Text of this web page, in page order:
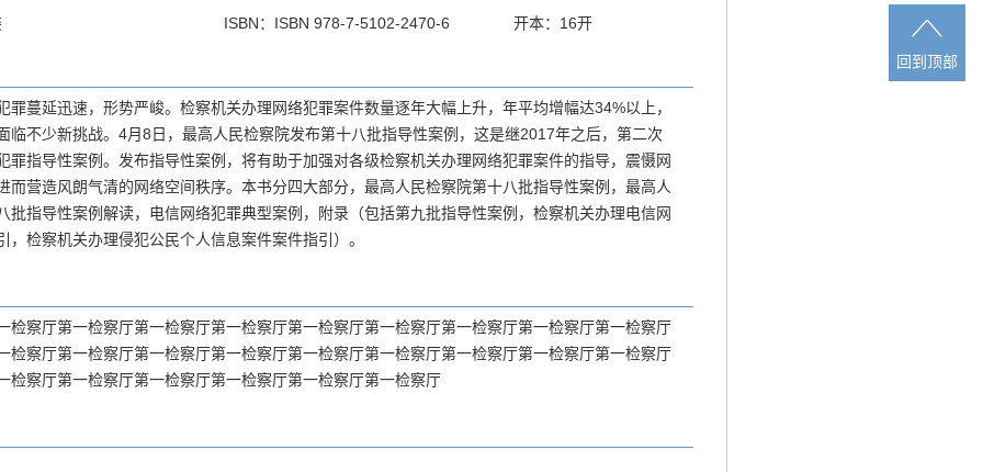
ISBN：ISBN 978-7-5102-2470-6 开本：16开
罪蔓延迅速，形势严峻。检察机关办理网络犯罪案件数量逐年大幅上升，年平均增幅达34%以上，
临不少新挑战。4月8日，最高人民检察院发布第十八批指导性案例，这是继2017年之后，第二次
罪指导性案例。发布指导性案例，将有助于加强对各级检察机关办理网络犯罪案件的指导，震慑网
而营造风朗气清的网络空间秩序。本书分四大部分，最高人民检察院第十八批指导性案例，最高人
批指导性案例解读，电信网络犯罪典型案例，附录（包括第九批指导性案例，检察机关办理电信网
，检察机关办理侵犯公民个人信息案件案件指引）。
检察厅第一检察厅第一检察厅第一检察厅第一检察厅第一检察厅第一检察厅第一检察厅第一检察厅
检察厅第一检察厅第一检察厅第一检察厅第一检察厅第一检察厅第一检察厅第一检察厅第一检察厅
检察厅第一检察厅第一检察厅第一检察厅第一检察厅第一检察厅
回到顶部
回到顶部